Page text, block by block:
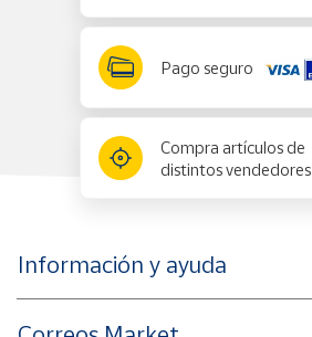
Pago seguro
Compra artículos de
distintos vendedores
Información y ayuda